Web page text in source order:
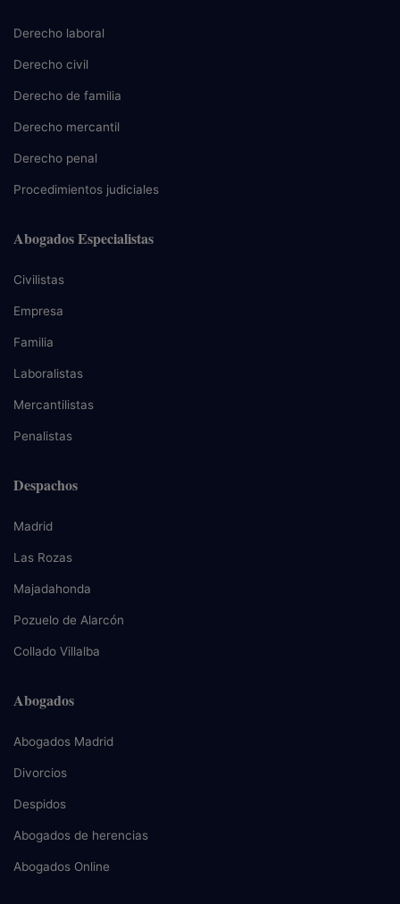
Derecho laboral
Derecho civil
Derecho de familia
Derecho mercantil
Derecho penal
Procedimientos judiciales
Abogados Especialistas
Civilistas
Empresa
Familia
Laboralistas
Mercantilistas
Penalistas
Despachos
Madrid
Las Rozas
Majadahonda
Pozuelo de Alarcón
Collado Villalba
Abogados
Abogados Madrid
Divorcios
Despidos
Abogados de herencias
Abogados Online